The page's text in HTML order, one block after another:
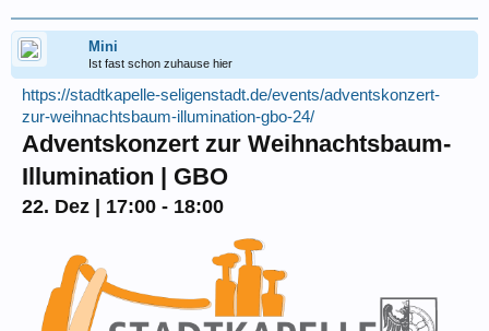
Mini
Ist fast schon zuhause hier
https://stadtkapelle-seligenstadt.de/events/adventskonzert-
zur-weihnachtsbaum-illumination-gbo-24/
Adventskonzert zur Weihnachtsbaum-
Illumination | GBO
22. Dez | 17:00 - 18:00